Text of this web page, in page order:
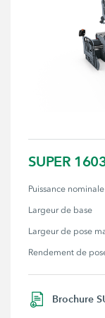
SUPER
Puissance nominale
Largeur de base
Largeur de pose
Rendement de
Brochure